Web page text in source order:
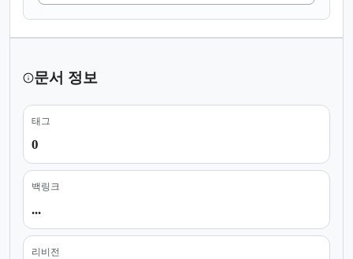
문서 정보
태그
0
백링크
...
리비전